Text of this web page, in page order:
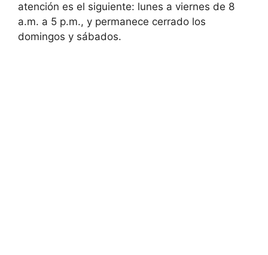
atención es el siguiente: lunes a viernes de 8
a.m. a 5 p.m., y permanece cerrado los
domingos y sábados.